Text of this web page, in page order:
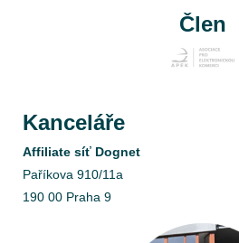
Člen
Kanceláře
Affiliate síť Dognet
Paříkova 910/11a
190 00 Praha 9